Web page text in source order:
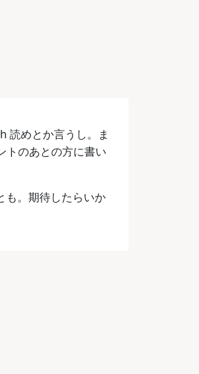
読めとか言うし。ま
トのあとの方に書い
。期待したらいか